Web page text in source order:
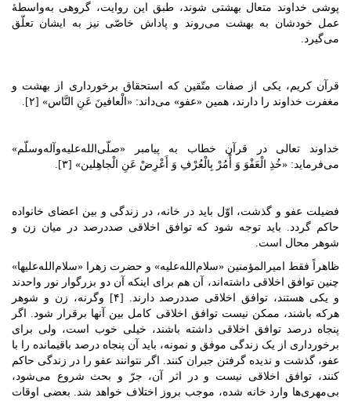
پوشی خداوند متعال بهشتی شوند، طبق این روایت، گروهی به‌واسطۀ
عمل خودشان به بهشت می‌روند و پاداش خاصّی نیز به ایشان تعلّق
می‌گیرد.
قرآن کریم، یکی از صفات متّقین که استحقاق برخورداری از بهشت و
مغفرت خداوند را دارند، همین «عفو» می‌داند: «الْعافینَ عَنِ‌ النَّاس» [۲].
خداوند تعالی در قرآن خطاب به پیامبر «صلّی‌الله‌علیه‌وآله‌وسلّم»
می‌فرماید: «خُذِ الْعَفْوَ وَ أْمُرْ بِالْعُرْفِ وَ أَعْرِضْ عَنِ الْجاهِلین» [۳].
فضیلت عفو و گذشت، اوّل باید در خانه، در زندگی و بین اعضای خانواده
حاکم گردد. باید توجه شود که توافق اخلاقی صددرصد در میان زن و
شوهر محال است.
ظاهراً فقط امیرالمؤمنین «سلام‌الله‌علیه» و حضرت زهرا «سلام‌الله‌علیها»
چنین توافق اخلاقی داشته‌اند، آن هم برای اینکه آن دو بزرگوار نور واحدند
و یکی هستند، توافق اخلاقی صددرصد دارند. [۴] وگرنه، زن و شوهر
هرکه باشند، ممکن نیست توافق اخلاقی کامل بین آنها برقرار شود. اگر
پنجاه درصد توافق اخلاقی داشته باشند، خیلی خوب است، ولی برای
برخورداری از یک زندگی موفق و نمونه، باید آن پنجاه درصد باقیمانده را با
عفو، گذشت و ندیده گرفتن جبران کنند. اگر نتوانند عفو را در زندگی حاکم
کنند، توافق اخلاقی نیست و در اثر آن، جرّ و بحث شروع می‌شود،
بی‌مهری‌ها وارد خانه شده، موجب بروز اختلاف خواهد شد. بعضی اوقات